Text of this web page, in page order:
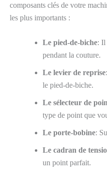
composants clés de votre
les plus importants :
Le pied-de-biche: Il
pendant la couture.
Le levier de reprise
le pied-de-biche.
Le sélecteur de
type de point que
Le porte-bobine:
Le cadran de
un point parfait.